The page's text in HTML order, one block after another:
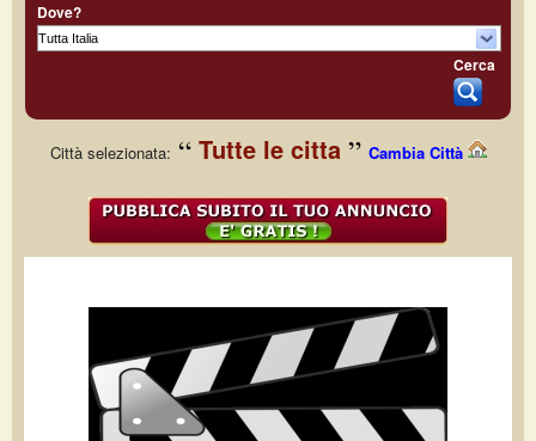
Dove?
Cerca
Città selezionata: Tutte le citta Cambia Città